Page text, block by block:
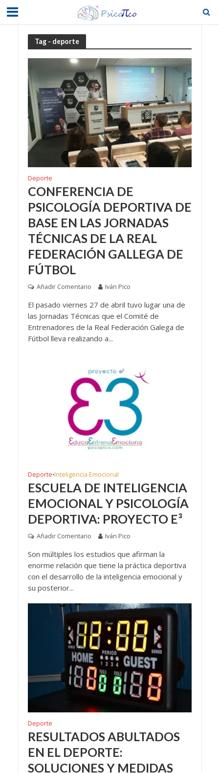
Tag - deporte
Deporte
CONFERENCIA DE
PSICOLOGÍA DEPORTIVA DE
BASE EN LAS JORNADAS
TÉCNICAS DE LA REAL
FEDERACIÓN GALLEGA DE
FÚTBOL
Añadir Comentario Iván Pico
El pasado viernes 27 de abril tuvo lugar una de
las Jornadas Técnicas que el Comité de
Entrenadores de la Real Federación Galega de
Fútbol lleva realizando a...
Deporte•Inteligencia Emocional
ESCUELA DE INTELIGENCIA
EMOCIONAL Y PSICOLOGÍA
DEPORTIVA: PROYECTO E³
Añadir Comentario Iván Pico
Son múltiples los estudios que afirman la
enorme relación que tiene la práctica deportiva
con el desarrollo de la inteligencia emocional y
su posterior...
Deporte
RESULTADOS ABULTADOS
EN EL DEPORTE:
SOLUCIONES Y MEDIDAS